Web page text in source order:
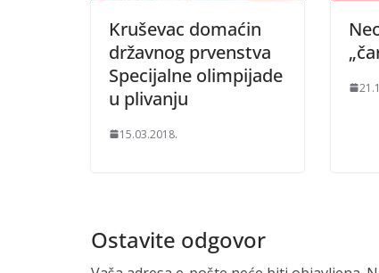
Kruševac domaćin
državnog prvenstva
Specijalne olimpijade
u plivanju
15.03.2018.
Ostavite odgovor